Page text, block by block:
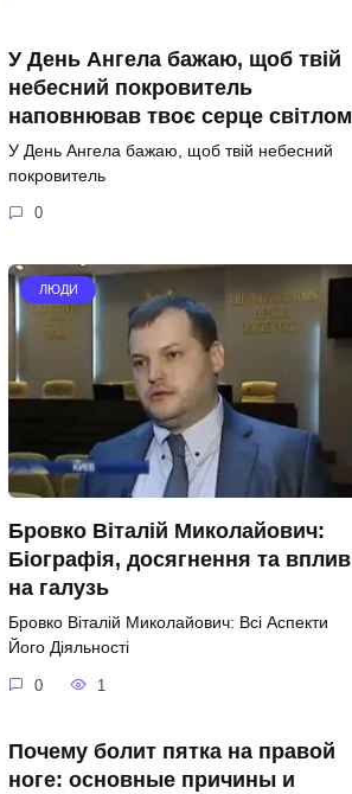
У День Ангела бажаю, щоб твій
небесний покровитель
наповнював твоє серце світлом
У День Ангела бажаю, щоб твій небесний
покровитель
0
ЛЮДИ
Бровко Віталій Миколайович:
Біографія, досягнення та вплив
на галузь
Бровко Віталій Миколайович: Всі Аспекти
Його Діяльності
0 1
Почему болит пятка на правой
ноге: основные причины и